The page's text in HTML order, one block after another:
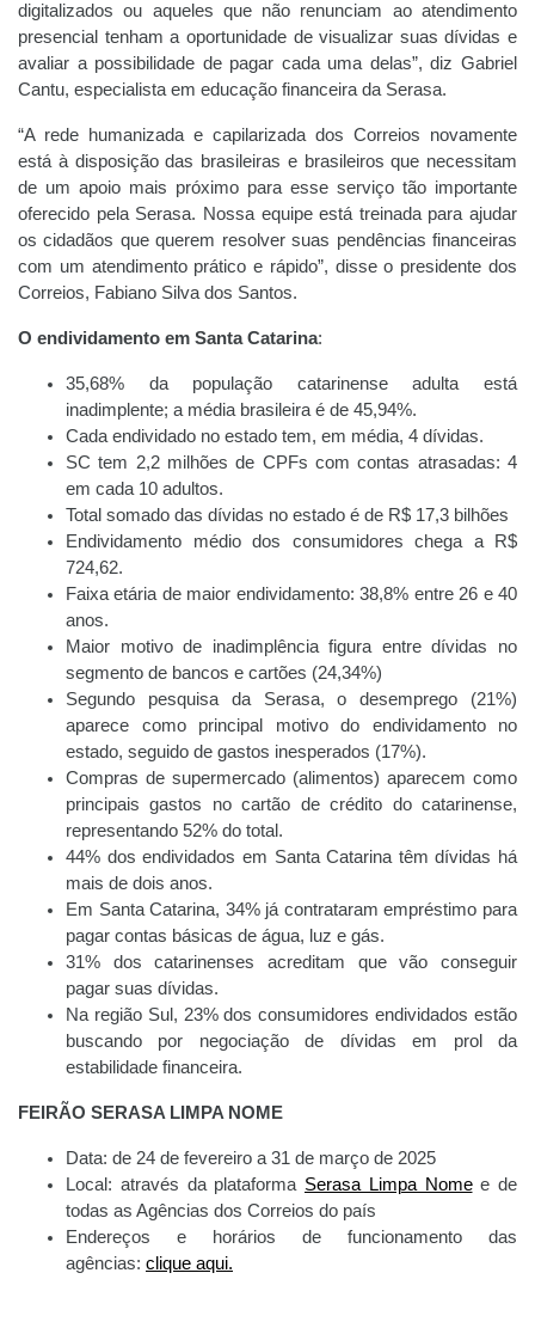
digitalizados ou aqueles que não renunciam ao atendimento
presencial tenham a oportunidade de visualizar suas dívidas e
avaliar a possibilidade de pagar cada uma delas”, diz Gabriel
Cantu, especialista em educação financeira da Serasa.
“A rede humanizada e capilarizada dos Correios novamente
está à disposição das brasileiras e brasileiros que necessitam
de um apoio mais próximo para esse serviço tão importante
oferecido pela Serasa. Nossa equipe está treinada para ajudar
os cidadãos que querem resolver suas pendências financeiras
com um atendimento prático e rápido”, disse o presidente dos
Correios, Fabiano Silva dos Santos.
O endividamento em Santa Catarina:
35,68% da população catarinense adulta está
inadimplente; a média brasileira é de 45,94%.
Cada endividado no estado tem, em média, 4 dívidas.
SC tem 2,2 milhões de CPFs com contas atrasadas: 4
em cada 10 adultos.
Total somado das dívidas no estado é de R$ 17,3 bilhões
Endividamento médio dos consumidores chega a R$
724,62.
Faixa etária de maior endividamento: 38,8% entre 26 e 40
anos.
Maior motivo de inadimplência figura entre dívidas no
segmento de bancos e cartões (24,34%)
Segundo pesquisa da Serasa, o desemprego (21%)
aparece como principal motivo do endividamento no
estado, seguido de gastos inesperados (17%).
Compras de supermercado (alimentos) aparecem como
principais gastos no cartão de crédito do catarinense,
representando 52% do total.
44% dos endividados em Santa Catarina têm dívidas há
mais de dois anos.
Em Santa Catarina, 34% já contrataram empréstimo para
pagar contas básicas de água, luz e gás.
31% dos catarinenses acreditam que vão conseguir
pagar suas dívidas.
Na região Sul, 23% dos consumidores endividados estão
buscando por negociação de dívidas em prol da
estabilidade financeira.
FEIRÃO SERASA LIMPA NOME
Data: de 24 de fevereiro a 31 de março de 2025
Local: através da plataforma Serasa Limpa Nomee de
todas as Agências dos Correios do país
Endereços e horários de funcionamento das
agências: clique aqui.